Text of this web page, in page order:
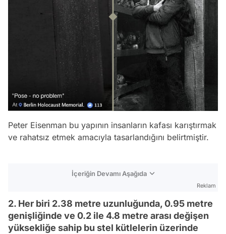
Peter Eisenman bu yapının insanların kafası karıştırmak
ve rahatsız etmek amacıyla tasarlandığını belirtmiştir.
İçeriğin Devamı Aşağıda
Reklam
2. Her biri 2.38 metre uzunluğunda, 0.95 metre
genişliğinde ve 0.2 ile 4.8 metre arası değişen
yüksekliğe sahip bu stel kütlelerin üzerinde